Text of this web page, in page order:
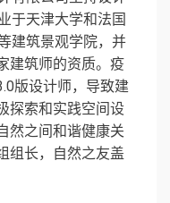
于天津大学和法国
建筑景观学院，并
建筑师的资质。疫
版设计师，导致建
探索和实践空间设
然之间和谐健康关
组长，自然之友盖